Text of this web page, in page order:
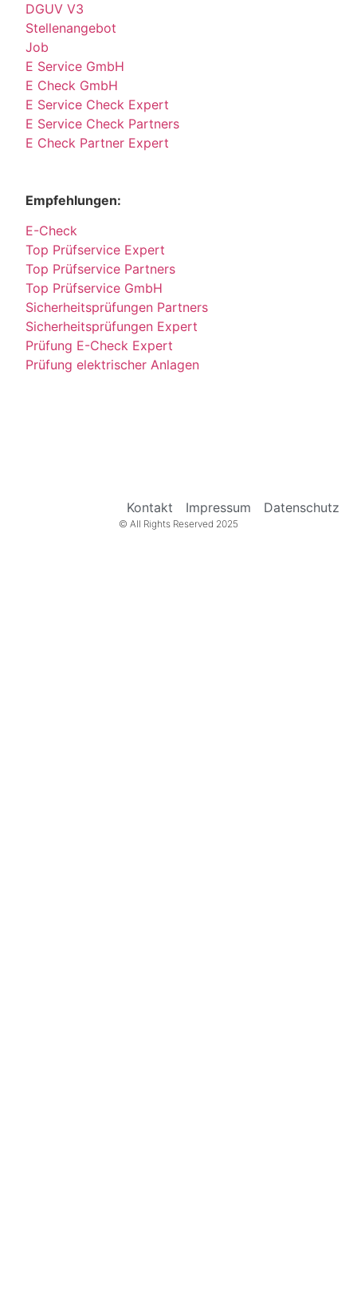
DGUV V3
Stellenangebot
Job
E Service GmbH
E Check GmbH
E Service Check Expert
E Service Check Partners
E Check Partner Expert
Empfehlungen:
E-Check
Top Prüfservice Expert
Top Prüfservice Partners
Top Prüfservice GmbH
Sicherheitsprüfungen Partners
Sicherheitsprüfungen Expert
Prüfung E-Check Expert
Prüfung elektrischer Anlagen
Kontakt Impressum Datenschutz
© All Rights Reserved 2025